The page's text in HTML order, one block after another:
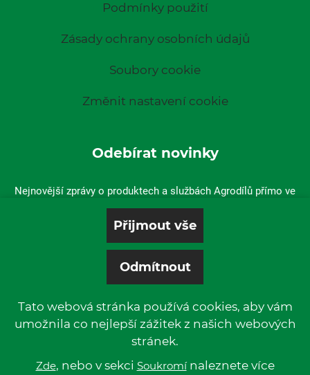
Podmínky použití
Zásady ochrany osobních údajů
Soubory cookie
Změnit nastavení cookie
Odebírat novinky
Nejnovější zprávy o produktech a službách Agrodílů přímo ve
vaší doručené poště.
© 2019 P & L, spol. s r. o. | All rights reserved.
Powered byKentico
Tato webová stránka používá cookies, aby vám
umožnila co nejlepší zážitek z našich webových
stránek.
Zde, nebo v sekci Soukromínaleznete více